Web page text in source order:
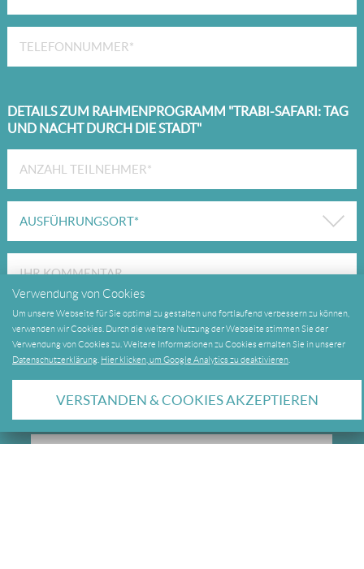
DETAILS ZUM RAHMENPROGRAMM "TRABI-SAFARI: TAG
UND NACHT DURCH DIE STADT"
Newsletter bestellen
Ja
Verwendung von Cookies
Um unsere Webseite für Sie optimal zu gestalten und fortlaufend verbessern zu können,
verwenden wir Cookies. Durch die weitere Nutzung der Webseite stimmen Sie der
Verwendung von Cookies zu. Weitere Informationen zu Cookies erhalten Sie in unserer
Datenschutzerklärung Hier klicken, um Google Analytics zu deaktivieren
VERSTANDEN & COOKIES AKZEPTIEREN